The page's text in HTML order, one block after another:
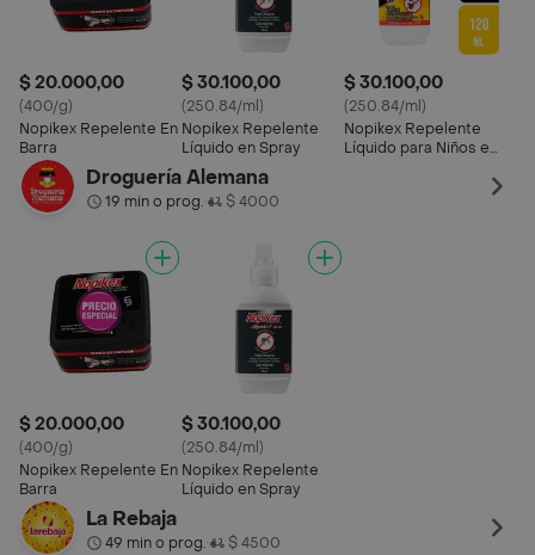
$ 20.000,00
(400/g)
Nopikex Repelente En
Barra
$ 30.100,00
(250.84/ml)
Nopikex Repelente
Líquido en Spray
$ 30.100,00
(250.84/ml)
Nopikex Repelente
Líquido para Niños en
Droguería Alemana
19 min o prog.• $ 4000
$ 20.000,00
(400/g)
Nopikex Repelente En
Barra
$ 30.100,00
(250.84/ml)
Nopikex Repelente
Líquido en Spray
La Rebaja
49 min o prog.• $ 4500